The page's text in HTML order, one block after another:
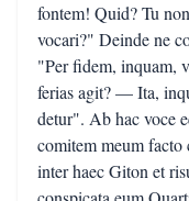
fontem! Quid? Tu
vocari?" Deinde ne
"Per fidem, inquam,
ferias agit? — Ita,
detur". Ab hac voce
comitem meum
inter haec Giton et